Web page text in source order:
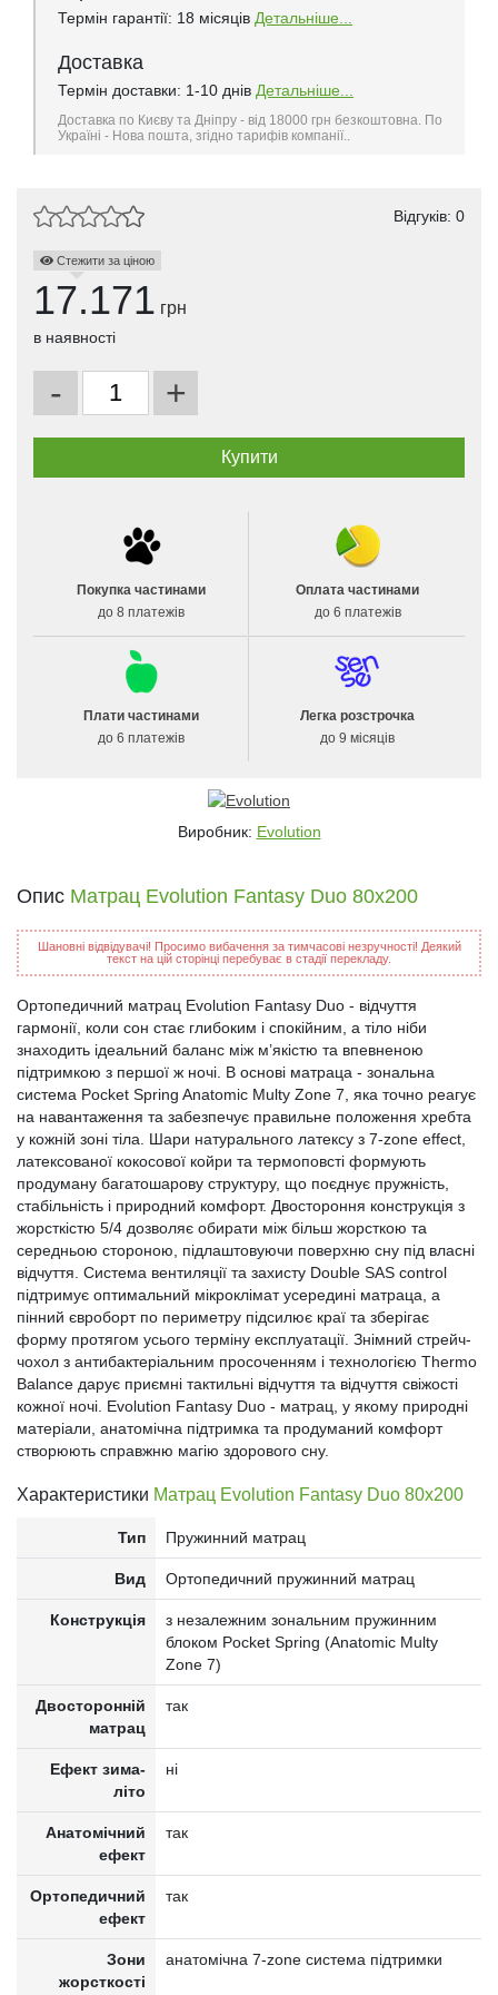
Термін гарантії: 18 місяців Детальніше...
Доставка
Термін доставки: 1-10 днів Детальніше...
Доставка по Києву та Дніпру - від 18000 грн безкоштовна. По
Україні - Нова пошта, згідно тарифів компанії..
Відгуків: 0
Стежити за ціною
17.171 грн
в наявності
- +
Покупка частинами
до 8 платежів
Оплата частинами
до 6 платежів
Плати частинами
до 6 платежів
Легка розстрочка
до 9 місяців
Виробник: Evolution
Опис Матрац Evolution Fantasy Duo 80х200
Шановні відвідувачі! Просимо вибачення за тимчасові незручності! Деякий
текст на цій сторінці перебуває в стадії перекладу.
Ортопедичний матрац Evolution Fantasy Duo - відчуття
гармонії, коли сон стає глибоким і спокійним, а тіло ніби
знаходить ідеальний баланс між м’якістю та впевненою
підтримкою з першої ж ночі. В основі матраца - зональна
система Pocket Spring Anatomic Multy Zone 7, яка точно реагує
на навантаження та забезпечує правильне положення хребта
у кожній зоні тіла. Шари натурального латексу з 7-zone effect,
латексованої кокосової койри та термоповсті формують
продуману багатошарову структуру, що поєднує пружність,
стабільність і природний комфорт. Двостороння конструкція з
жорсткістю 5/4 дозволяє обирати між більш жорсткою та
середньою стороною, підлаштовуючи поверхню сну під власні
відчуття. Система вентиляції та захисту Double SAS control
підтримує оптимальний мікроклімат усередині матраца, а
пінний євроборт по периметру підсилює краї та зберігає
форму протягом усього терміну експлуатації. Знімний стрейч-
чохол з антибактеріальним просоченням і технологією Thermo
Balance дарує приємні тактильні відчуття та відчуття свіжості
кожної ночі. Evolution Fantasy Duo - матрац, у якому природні
матеріали, анатомічна підтримка та продуманий комфорт
створюють справжню магію здорового сну.
Характеристики Матрац Evolution Fantasy Duo 80х200
Тип Пружинний матрац
Вид Ортопедичний пружинний матрац
Конструкція
з незалежним зональним пружинним
блоком Pocket Spring (Anatomic Multy
Zone 7)
Двосторонній
матрац
так
Ефект зима-
літо
ні
Анатомічний
ефект
так
Ортопедичний
ефект
так
Зони
жорсткості
анатомічна 7-zone система підтримки